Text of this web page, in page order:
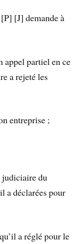
[J] demande à
appel partiel en ce
a rejeté les
entreprise ;
judiciaire du
a déclarées pour
a réglé pour le